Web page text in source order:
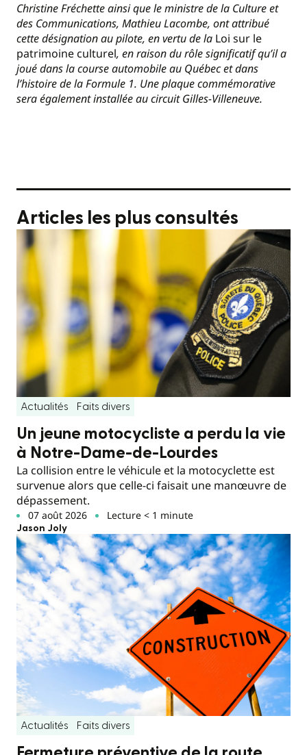
Christine Fréchette ainsi que le ministre de la Culture et
des Communications, Mathieu Lacombe, ont attribué
cette désignation au pilote, en vertu de la Loi sur le
patrimoine culturel, en raison du rôle significatif qu’il a
joué dans la course automobile au Québec et dans
l’histoire de la Formule 1. Une plaque commémorative
sera également installée au circuit Gilles-Villeneuve.
Articles les plus consultés
Actualités Faits divers
Un jeune motocycliste a perdu la vie
à Notre-Dame-de-Lourdes
La collision entre le véhicule et la motocyclette est
survenue alors que celle-ci faisait une manœuvre de
dépassement.
07 août 2026 Lecture < 1 minute
Jason Joly
Actualités Faits divers